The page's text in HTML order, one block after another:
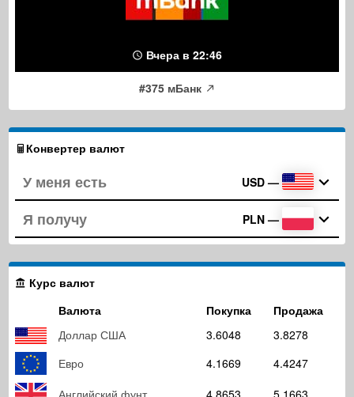
Вчера в 22:46
#375 мБанк
Конвертер валют
USD —
PLN —
Курс валют
Валюта
Покупка
Продажа
Доллар США
3.6048
3.8278
Евро
4.1669
4.4247
Английский фунт
4.8653
5.1663